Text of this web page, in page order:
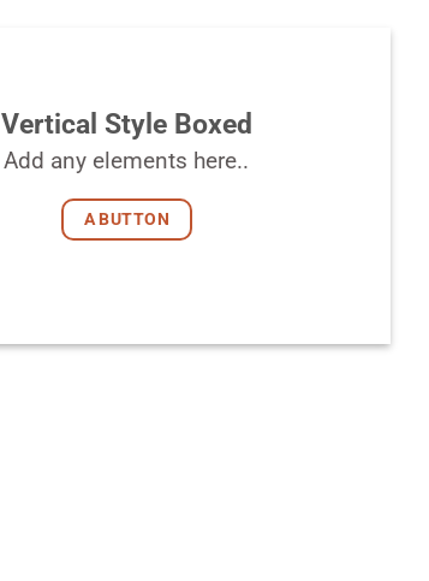
Vertical Style Boxed
Add any elements here..
A BUTTON